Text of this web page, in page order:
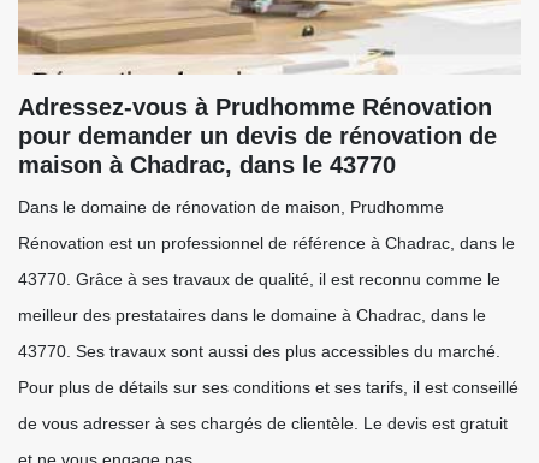
Adressez-vous à Prudhomme Rénovation
pour demander un devis de rénovation de
maison à Chadrac, dans le 43770
Dans le domaine de rénovation de maison, Prudhomme
Rénovation est un professionnel de référence à Chadrac, dans le
43770. Grâce à ses travaux de qualité, il est reconnu comme le
meilleur des prestataires dans le domaine à Chadrac, dans le
43770. Ses travaux sont aussi des plus accessibles du marché.
Pour plus de détails sur ses conditions et ses tarifs, il est conseillé
de vous adresser à ses chargés de clientèle. Le devis est gratuit